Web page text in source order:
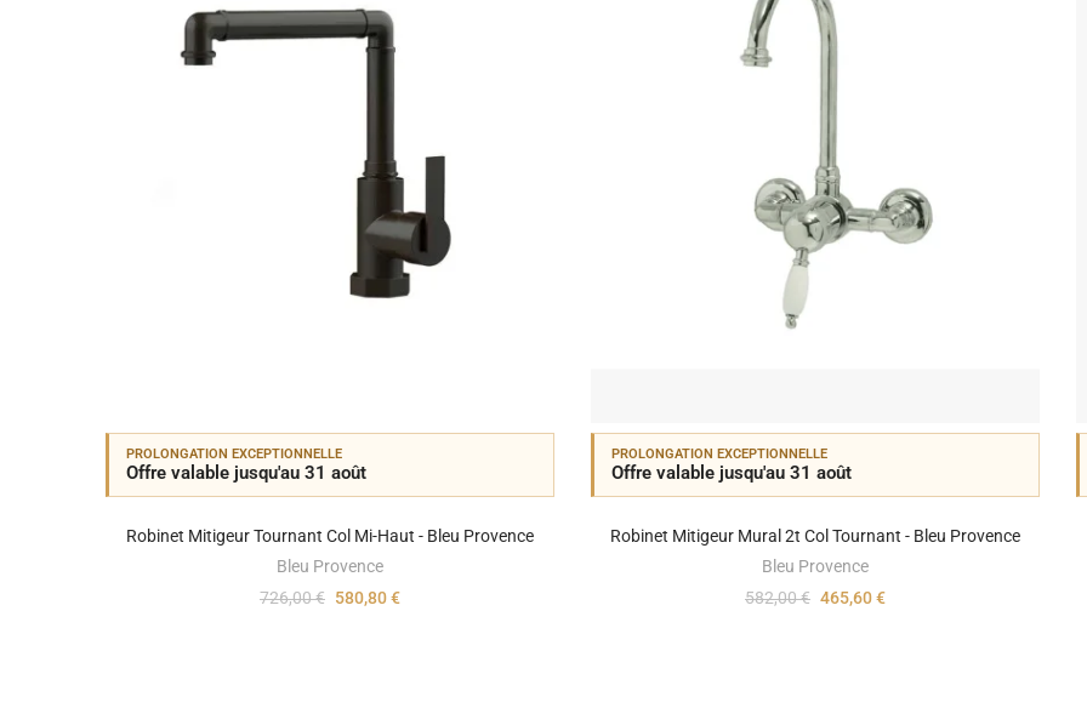
PROLONGATION EXCEPTIONNELLE
Offre valable jusqu'au 31 août
Robinet Mitigeur Tournant Col Mi-Haut - Bleu Provence
Bleu Provence
726,00 € 580,80 €
PROLONGATION EXCEPTIONNELLE
Offre valable jusqu'au 31 août
Robinet Mitigeur Mural 2t Col Tournant - Bleu Provence
Bleu Provence
582,00 € 465,60 €